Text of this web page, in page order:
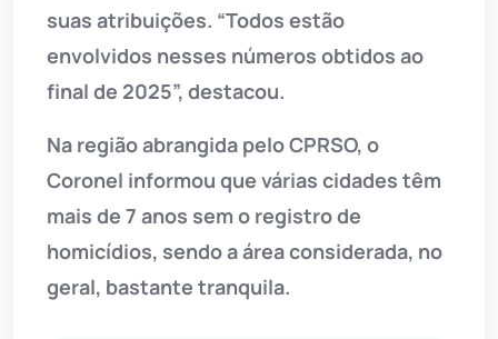
suas atribuições. “Todos estão
envolvidos nesses números obtidos ao
final de 2025”, destacou.
Na região abrangida pelo CPRSO, o
Coronel informou que várias cidades têm
mais de 7 anos sem o registro de
homicídios, sendo a área considerada, no
geral, bastante tranquila.